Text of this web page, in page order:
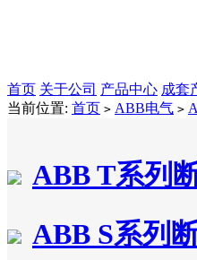
首页 关于公司 产品中心 成套
当前位置: 首页 > ABB电气 >
ABB T系列
ABB S系列